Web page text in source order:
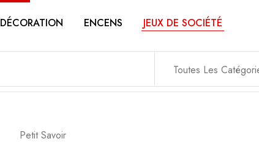
DÉCORATION ENCENS JEUX DE SOCIÉTÉ
Toutes Les
Petit Savoir